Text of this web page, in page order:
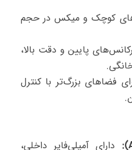
کوچک و میکس در حجم
پایین و دقت بالا،
فضاهای بزرگ‌تر با کنترل
دارای آمپلی‌فایر داخلی،